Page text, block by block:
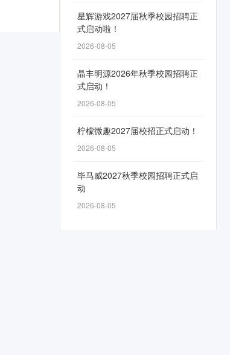
星辉游戏2027届秋季校园招聘正
式启动啦！
2026-08-05
晶丰明源2026年秋季校园招聘正
式启动！
2026-08-05
柠檬微趣2027届校招正式启动！
2026-08-05
毕马威2027秋季校园招聘正式启
动
2026-08-05